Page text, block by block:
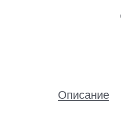
Описание